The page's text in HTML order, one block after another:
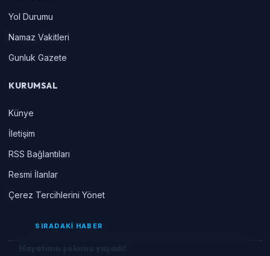
Yol Durumu
Namaz Vakitleri
Gunluk Gazete
KURUMSAL
Künye
İletişim
RSS Bağlantıları
Resmi İlanlar
Çerez Tercihlerini Yönet
SIRADAKİ HABER